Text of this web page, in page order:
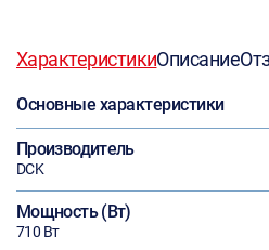
ХарактеристикиОписание
Основные характеристики
Производитель
DCK
Мощность (Вт)
710 Вт